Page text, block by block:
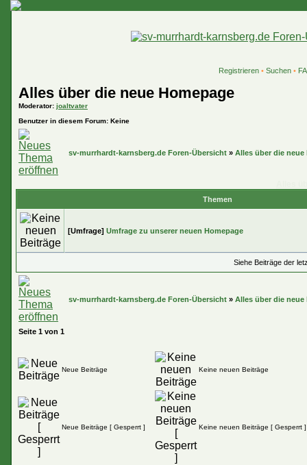
Registrieren• Suchen•
Alles über die neue Homepage
Moderator: joaltvater
Benutzer in diesem Forum: Keine
sv-murrhardt-karnsberg.de Foren-Übersicht » Alles über die neue
Themen
[Umfrage] Umfrage zu unserer neuen Homepage
Siehe Beiträge der
sv-murrhardt-karnsberg.de Foren-Übersicht » Alles über die neue
Seite 1 von 1
Neue Beiträge Keine neuen Beiträge
Neue Beiträge [ Gesperrt ] Keine neuen Beiträge [ Gesperrt ]